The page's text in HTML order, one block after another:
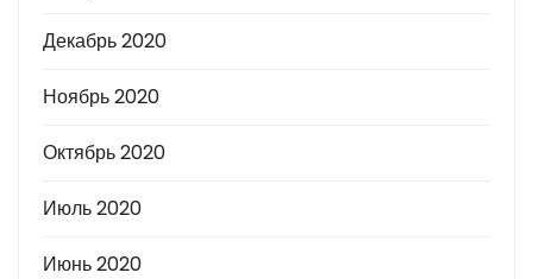
Декабрь 2020
Ноябрь 2020
Октябрь 2020
Июль 2020
Июнь 2020